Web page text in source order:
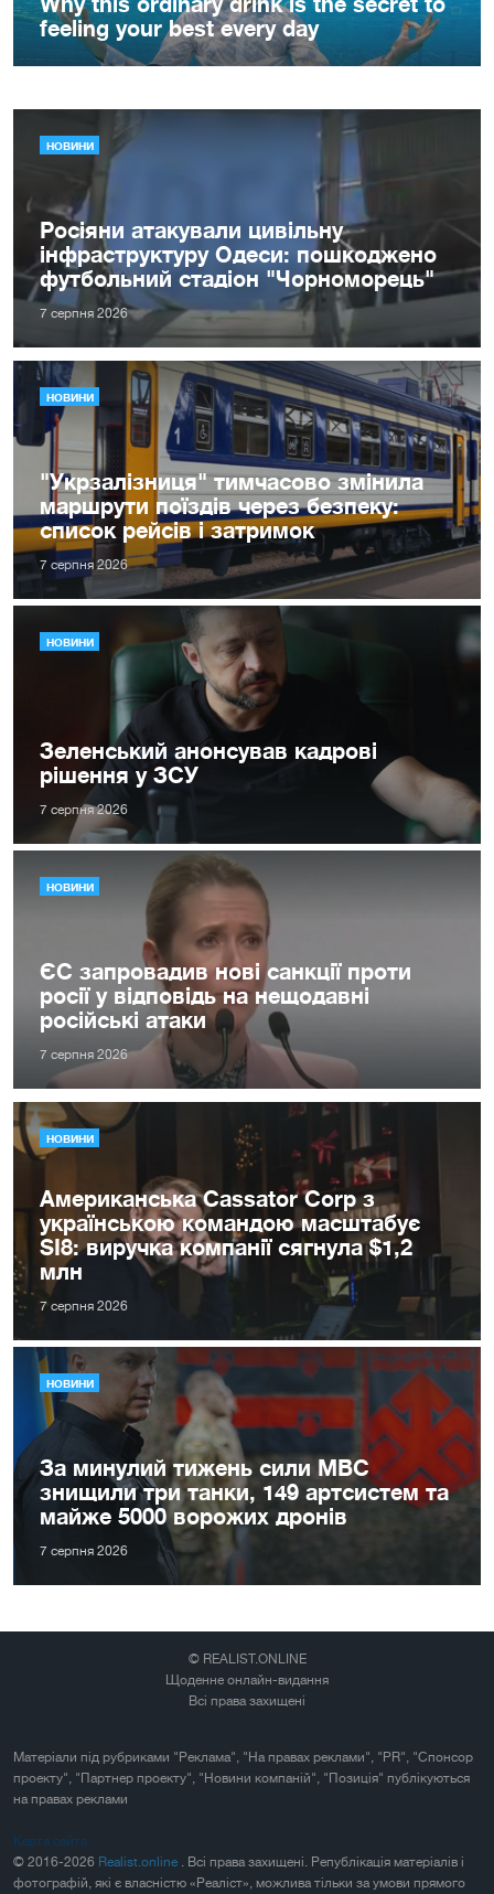
НОВИНИ
Росіяни атакували цивільну
інфраструктуру Одеси: пошкоджено
футбольний стадіон "Чорноморець"
7 серпня 2026
НОВИНИ
"Укрзалізниця" тимчасово змінила
маршрути поїздів через безпеку:
список рейсів і затримок
7 серпня 2026
НОВИНИ
Зеленський анонсував кадрові
рішення у ЗСУ
7 серпня 2026
НОВИНИ
ЄС запровадив нові санкції проти
росії у відповідь на нещодавні
російські атаки
7 серпня 2026
НОВИНИ
Американська Cassator Corp з
українською командою масштабує
SI8: виручка компанії сягнула $1,2
млн
7 серпня 2026
НОВИНИ
За минулий тижень сили МВС
знищили три танки, 149 артсистем та
майже 5000 ворожих дронів
7 серпня 2026
© REALIST.ONLINE
Щоденне онлайн-видання
Всі права захищені
Матеріали під рубриками "Реклама", "На правах реклами", "PR", "Спонсор
проекту", "Партнер проекту", "Новини компаній", "Позиція" публікуються
на правах реклами
Карта сайта
© 2016-2026 Realist.online . Всі права захищені. Републікація матеріалів і
фотографій, які є власністю «Реаліст», можлива тільки за умови прямого